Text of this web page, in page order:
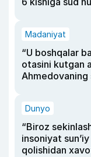
Madaniyat
“U boshqalar
otasini kutgan
Ahmedovaning
Dunyo
“Biroz
insoniyat
qolishidan